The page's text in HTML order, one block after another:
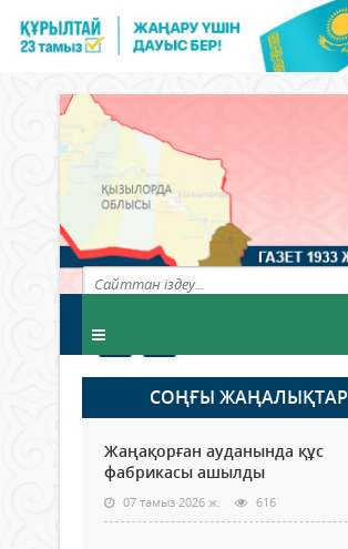
СОҢҒЫ ЖАҢАЛЫҚТАР
Жаңақорған ауданында құс
фабрикасы ашылды
07 тамыз 2026 ж. 616